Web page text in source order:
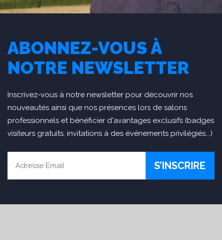
ABONNEZ-VOUS À
NOTRE NEWSLETTER
Inscrivez-vous à notre newsletter pour découvrir nos
nouveautés ainsi que nos présences lors de salons
professionnels et bénéficier d'avantages exclusifs (badges
visiteurs gratuits, invitations à des événements privilégiés...)
S’INSCRIRE